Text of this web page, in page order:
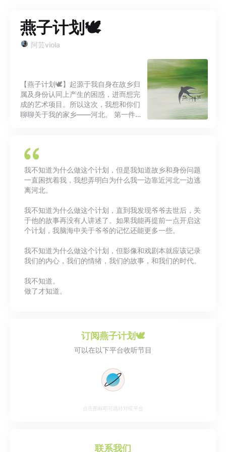
燕子计划🕊️
阿芸viola
【燕子计划🕊️】起源于我自身在故乡归
属及身份认同上产生的困惑，进而想完
成的艺术项目。所以这次，我想和你们
聊聊关于我的家乡——河北。 第一件事
不相同，彼此都听不懂，而我们全家都
只会说普通话。 第二件事是我去一线城
市参加戏剧活动，大家疑惑我为什么在
河北做戏剧。更有甚者开玩笑说“河北
有雾霾和石家庄人”。河北确实啥也没
有，河北土，河北穷，河北没文化，这
就是大家对河北的刻板印象。 第三件事
是偶然和朋友聊天，突然发现我们没有
一个人是世世代代的河北人。就算是河
北本地人，也会把孩子户口办到天津，
或者对外称自己是北京人。尤其现
在“这么近，那么美，周末到河北”已经
成为了一个梗，河北这两个字越来越像
一个玩笑了。 这三件事组合在一起后，
燕子计划🕊️应运而生。我想河北一定有
北，在他们心中如何定义河北，去寻找
河北人的精神堡垒。 本计划会先以视
频、音频呈现，最终以纪录剧场的文本
我不知道为什么做这个计划，但是我知道故乡和身份问题
一直困扰着我，我想弄明白为什么我一边靠近河北一边逃
离河北。
我不知道为什么做这个计划，直到我发现爷爷去世后，关
于他的故事再没有人讲述了。如果我能再提前一点开启这
个计划，我脑海中关于爷爷的记忆还能更多一些。
我不知道为什么做这个计划，但影像和戏剧本就应该记录
我们的内心，我们的情绪，我们的故事，和我们的时代。
我不知道。
做了才知道。
订阅燕子计划🕊️
可以在以下平台收听节目
点击图标即可跳转对应平台
联系我们